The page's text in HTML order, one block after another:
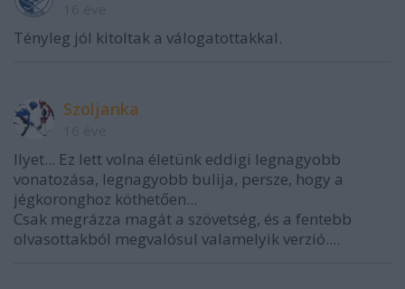
Tényleg jól kitoltak a válogatottakkal.
Szoljanka
Ilyet... Ez lett volna életünk eddigi legnagyobb
vonatozása, legnagyobb bulija, persze, hogy a
jégkoronghoz köthetően...
Csak megrázza magát a szövetség, és a fentebb
olvasottakból megvalósul valamelyik verzió....